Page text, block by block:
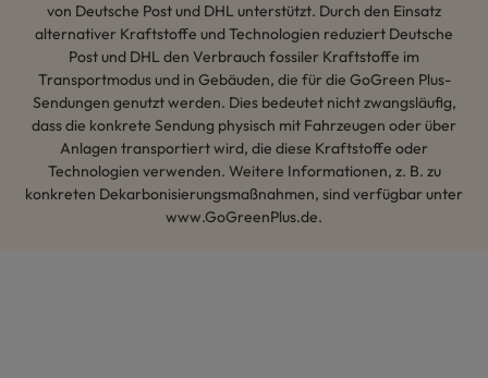
von Deutsche Post und DHL unterstützt. Durch den Einsatz
alternativer Kraftstoffe und Technologien reduziert Deutsche
Post und DHL den Verbrauch fossiler Kraftstoffe im
Transportmodus und in Gebäuden, die für die GoGreen Plus-
Sendungen genutzt werden. Dies bedeutet nicht zwangsläufig,
dass die konkrete Sendung physisch mit Fahrzeugen oder über
Anlagen transportiert wird, die diese Kraftstoffe oder
Technologien verwenden. Weitere Informationen, z. B. zu
konkreten Dekarbonisierungsmaßnahmen, sind verfügbar unter
www.GoGreenPlus.de.